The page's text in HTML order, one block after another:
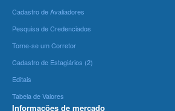
Cadastro de Avaliadores
Pesquisa de Credenciados
Torne-se um Corretor
Cadastro de Estagiários (2)
Editais
Tabela de Valores
Informações de mercado